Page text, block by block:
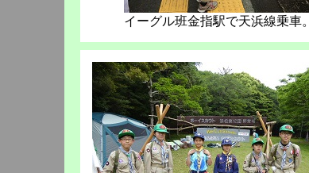
イーグル班金指駅で天浜線乗車。